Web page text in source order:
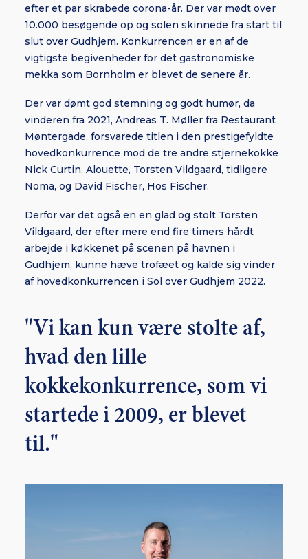
SUBSCRIBE
efter et par skrabede corona-år. Der var mødt over
10.000 besøgende op og solen skinnede fra start til
slut over Gudhjem. Konkurrencen er en af de
vigtigste begivenheder for det gastronomiske
mekka som Bornholm er blevet de senere år.
Der var dømt god stemning og godt humør, da
vinderen fra 2021, Andreas T. Møller fra Restaurant
Møntergade, forsvarede titlen i den prestigefyldte
hovedkonkurrence mod de tre andre stjernekokke
Nick Curtin, Alouette, Torsten Vildgaard, tidligere
Noma, og David Fischer, Hos Fischer.
Derfor var det også en en glad og stolt Torsten
Vildgaard, der efter mere end fire timers hårdt
arbejde i køkkenet på scenen på havnen i
Gudhjem, kunne hæve trofæet og kalde sig vinder
af hovedkonkurrencen i Sol over Gudhjem 2022.
"Vi kan kun være stolte af,
hvad den lille
kokkekonkurrence, som vi
startede i 2009, er blevet
til."